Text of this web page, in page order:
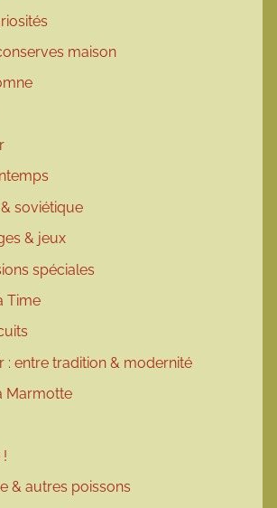
maison
soviétique
& jeux
spéciales
Time
: entre tradition & modernité
Marmotte
& autres poissons